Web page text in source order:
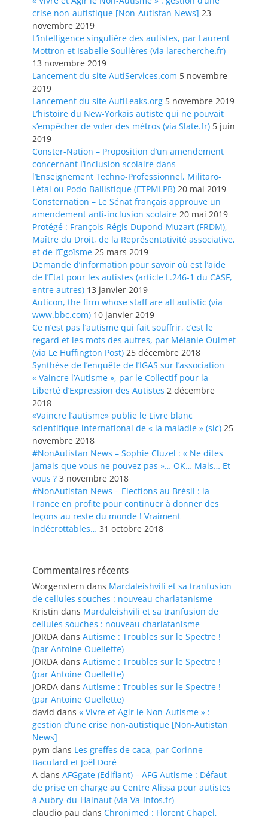
crise non-autistique [Non-Autistan News] 23
novembre 2019
L’intelligence singulière des autistes, par Laurent
Mottron et Isabelle Soulières (via larecherche.fr)
13 novembre 2019
Lancement du site AutiServices.com 5 novembre
2019
Lancement du site AutiLeaks.org 5 novembre 2019
L’histoire du New-Yorkais autiste qui ne pouvait
s’empêcher de voler des métros (via Slate.fr) 5 juin
2019
Conster-Nation – Proposition d’un amendement
concernant l’inclusion scolaire dans
l’Enseignement Techno-Professionnel, Militaro-
Létal ou Podo-Ballistique (ETPMLPB) 20 mai 2019
Consternation – Le Sénat français approuve un
amendement anti-inclusion scolaire 20 mai 2019
Protégé : François-Régis Dupond-Muzart (FRDM),
Maître du Droit, de la Représentativité associative,
et de l’Egoïsme 25 mars 2019
Demande d’information pour savoir où est l’aide
de l’Etat pour les autistes (article L.246-1 du CASF,
entre autres) 13 janvier 2019
Auticon, the firm whose staff are all autistic (via
www.bbc.com) 10 janvier 2019
Ce n’est pas l’autisme qui fait souffrir, c’est le
regard et les mots des autres, par Mélanie Ouimet
(via Le Huffington Post) 25 décembre 2018
Synthèse de l’enquête de l’IGAS sur l’association
« Vaincre l’Autisme », par le Collectif pour la
Liberté d’Expression des Autistes 2 décembre
2018
«Vaincre l’autisme» publie le Livre blanc
scientifique international de « la maladie » (sic) 25
novembre 2018
#NonAutistan News – Sophie Cluzel : « Ne dites
jamais que vous ne pouvez pas »… OK… Mais… Et
vous ? 3 novembre 2018
#NonAutistan News – Elections au Brésil : la
France en profite pour continuer à donner des
leçons au reste du monde ! Vraiment
indécrottables… 31 octobre 2018
Commentaires récents
Worgenstern dans Mardaleishvili et sa tranfusion
de cellules souches : nouveau charlatanisme
Kristin dans Mardaleishvili et sa tranfusion de
cellules souches : nouveau charlatanisme
JORDA dans Autisme : Troubles sur le Spectre !
(par Antoine Ouellette)
JORDA dans Autisme : Troubles sur le Spectre !
(par Antoine Ouellette)
JORDA dans Autisme : Troubles sur le Spectre !
(par Antoine Ouellette)
david dans « Vivre et Agir le Non-Autisme » :
gestion d’une crise non-autistique [Non-Autistan
News]
pym dans Les greffes de caca, par Corinne
Baculard et Joël Doré
A dans AFGgate (Edifiant) – AFG Autisme : Défaut
de prise en charge au Centre Alissa pour autistes
à Aubry-du-Hainaut (via Va-Infos.fr)
claudio pau dans Chronimed : Florent Chapel,